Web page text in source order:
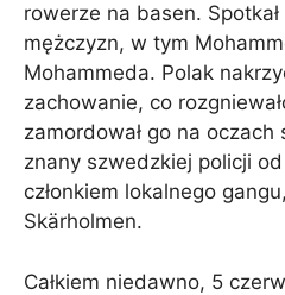
rowerze na basen.
mężczyzn, w tym
Mohammeda. Polak
zachowanie, co
zamordował go na oczach
znany szwedzkiej policji
członkiem lokalnego
Skärholmen.
Całkiem niedawno, 5